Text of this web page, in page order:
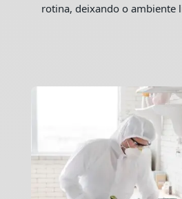
rotina, deixando o ambiente